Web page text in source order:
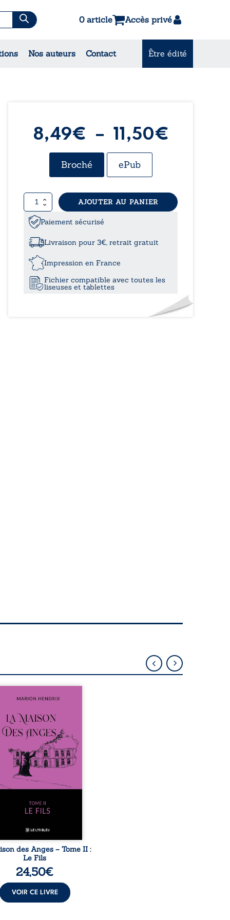
0 article Accès privé
Nos auteurs Contact Être édité
& Contes
8,49€ – 11,50€
8,49€
Broché ePub
quantité
de
Poétique
crime
AJOUTER AU PANIER
Paiement sécurisé
Livraison pour 3€, retrait gratuit
Impression en France
Fichier compatible avec toutes les
liseuses et tablettes
sommes en 1979, soit 15
Anatole-Eustache.
devra affronter non
un inconnu qui rôde
du domaine et dont
le fidèle majordome,
les visites, le passé
d’Anatole-
la malédiction
mais aussi la toute-
dompter cet enfant
avant qu’il ...
des Anges – Tome II :
Le Fils
24,50€
VOIR CE LIVRE